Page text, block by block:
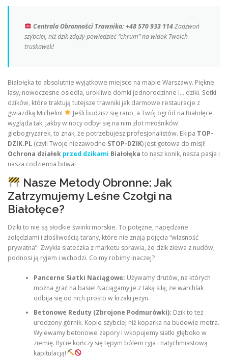
Centrala Obronności Trawnika: +48 570 933 114Zadzwoń
szybciej, niż dzik zdąży powiedzieć “chrum” na widok Twoich
truskawek!
Białołęka to absolutnie wyjątkowe miejsce na mapie Warszawy. Piękne
lasy, nowoczesne osiedla, urokliwe domki jednorodzinne i… dziki. Setki
dzików, które traktują tutejsze trawniki jak darmowe restauracje z
gwiazdką Michelin!
Jeśli budzisz się rano, a Twój ogród na Białołęce
wygląda tak, jakby w nocy odbył się na nim zlot miłośników
glebogryzarek, to znak, że potrzebujesz profesjonalistów. Ekipa TOP-
DZIK.PL (czyli Twoje niezawodne STOP-DZIK) jest gotowa do misji!
Ochrona działek przed dzikami Białołęka to nasz konik, nasza pasja i
nasza codzienna bitwa!
Nasze Metody Obronne: Jak
Zatrzymujemy Leśne Czołgi na
Białołęce?
Dziki to nie są słodkie świnki morskie. To potężne, napędzane
żołędziami i złośliwością tarany, które nie znają pojęcia “własność
prywatna”. Zwykła siateczka z marketu sprawia, że dzik ziewa z nudów,
podnosi ją ryjem i wchodzi. Co my robimy inaczej?
Pancerne Siatki Naciągowe: Używamy drutów, na których
można grać na basie! Naciągamy je z taką siłą, że warchlak
odbija się od nich prosto w krzaki jeżyn.
Betonowe Reduty (Zbrojone Podmurówki): Dzik to też
urodzony górnik. Kopie szybciej niż koparka na budowie metra.
Wylewamy betonowe zapory i wkopujemy siatki głęboko w
ziemię. Rycie kończy się tępym bólem ryja i natychmiastową
kapitulacją!